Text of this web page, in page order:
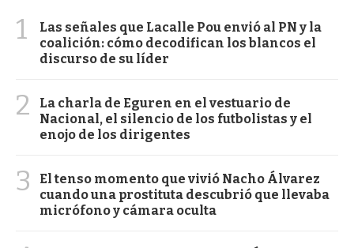
1
Las señales que Lacalle Pou envió al PN y la
coalición: cómo decodifican los blancos el
discurso de su líder
2
La charla de Eguren en el vestuario de
Nacional, el silencio de los futbolistas y el
enojo de los dirigentes
3
El tenso momento que vivió Nacho Álvarez
cuando una prostituta descubrió que llevaba
micrófono y cámara oculta